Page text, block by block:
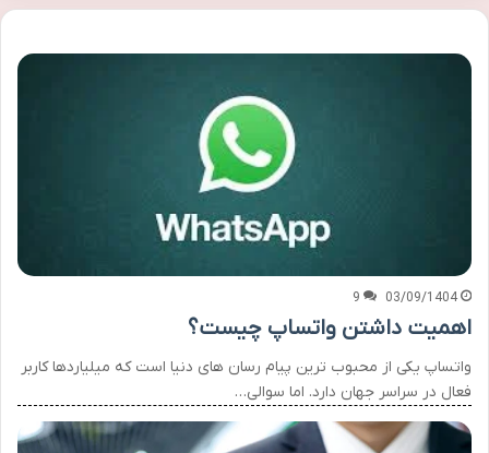
03/09/1404
9
اهمیت داشتن واتساپ چیست؟
واتساپ یکی از محبوب ترین پیام رسان های دنیا است که میلیاردها کاربر
فعال در سراسر جهان دارد. اما سوالی…